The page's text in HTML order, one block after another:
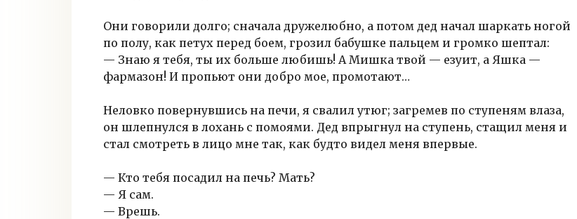
Они говорили долго; сначала дружелюбно, а потом дед начал шаркать ногой
по полу, как петух перед боем, грозил бабушке пальцем и громко шептал:
— Знаю я тебя, ты их больше любишь! А Мишка твой — езуит, а Яшка —
фармазон! И пропьют они добро мое, промотают…
Неловко повернувшись на печи, я свалил утюг; загремев по ступеням влаза,
он шлепнулся в лохань с помоями. Дед впрыгнул на ступень, стащил меня и
стал смотреть в лицо мне так, как будто видел меня впервые.
— Кто тебя посадил на печь? Мать?
— Я сам.
— Врешь.